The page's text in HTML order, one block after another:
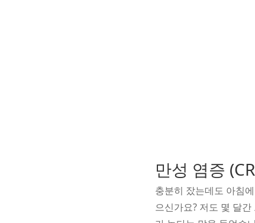
만성 염증
충분히 잤는데도 아침
으신가요? 저도 몇 달